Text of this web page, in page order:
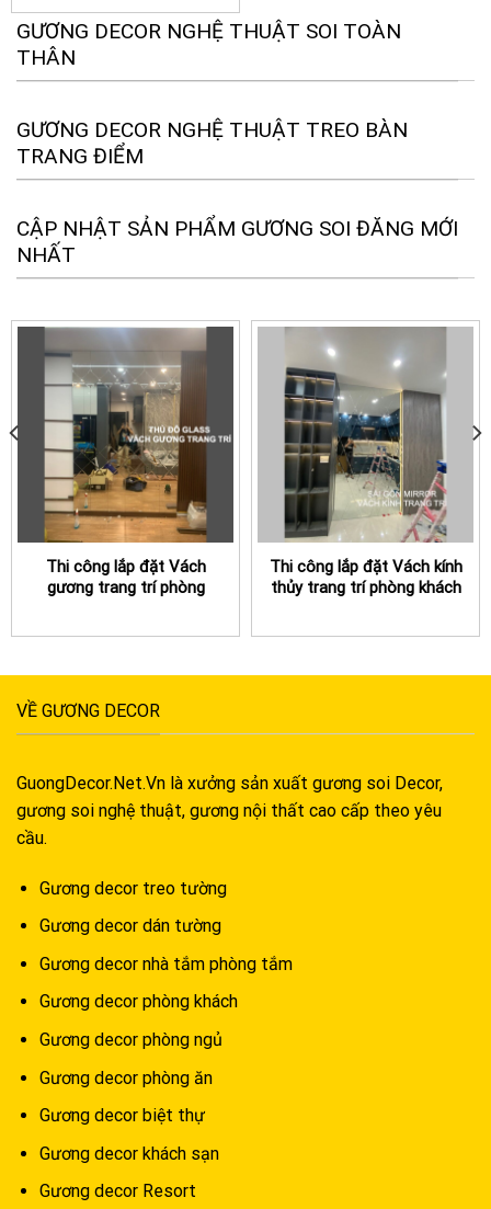
GƯƠNG DECOR NGHỆ THUẬT SOI TOÀN
THÂN
GƯƠNG DECOR NGHỆ THUẬT TREO BÀN
TRANG ĐIỂM
CẬP NHẬT SẢN PHẨM GƯƠNG SOI ĐĂNG MỚI
NHẤT
Thi công lắp đặt Vách
gương trang trí phòng
Thi công lắp đặt Vách kính
thủy trang trí phòng khách
VỀ GƯƠNG DECOR
GuongDecor.Net.Vn là xưởng sản xuất gương soi Decor,
gương soi nghệ thuật, gương nội thất cao cấp theo yêu
cầu.
Gương decor treo tường
Gương decor dán tường
Gương decor nhà tắm phòng tắm
Gương decor phòng khách
Gương decor phòng ngủ
Gương decor phòng ăn
Gương decor biệt thự
Gương decor khách sạn
Gương decor Resort